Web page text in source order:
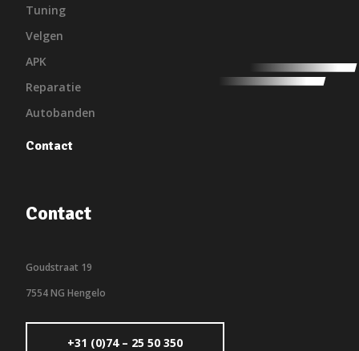
Tuning
Velgen
APK
Reparatie
Autobanden
Contact
Contact
Goudstraat 19
7554 NG Hengelo
+31 (0)74 – 25 50 350